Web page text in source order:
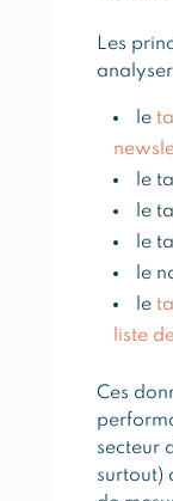
Les
le
le
le
le
le
le
liste
Ces
secteur
surtout)